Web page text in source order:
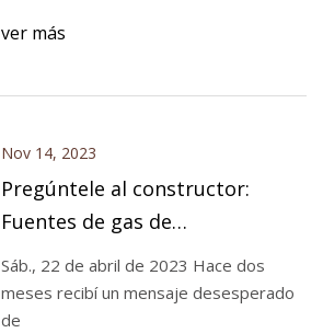
ver más
Nov 14, 2023
Pregúntele al constructor:
Fuentes de gas de
alcantarillado
Sáb., 22 de abril de 2023 Hace dos
meses recibí un mensaje desesperado
de